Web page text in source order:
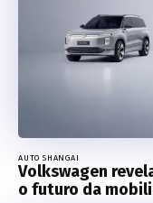
AUTO SHANGAI
Volkswagen
o futuro da